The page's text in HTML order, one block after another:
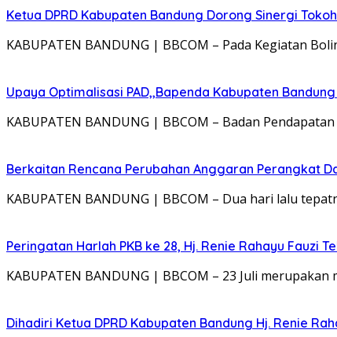
Ketua DPRD Kabupaten Bandung Dorong Sinergi
KABUPATEN BANDUNG | BBCOM – Pada Kegiatan
Upaya Optimalisasi PAD,,Bapenda Kabupaten
KABUPATEN BANDUNG | BBCOM – Badan
Berkaitan Rencana Perubahan Anggaran Perangkat
KABUPATEN BANDUNG | BBCOM – Dua hari lalu
Peringatan Harlah PKB ke 28, Hj. Renie Rahayu Fauzi
KABUPATEN BANDUNG | BBCOM – 23 Juli
Dihadiri Ketua DPRD Kabupaten Bandung Hj. Renie